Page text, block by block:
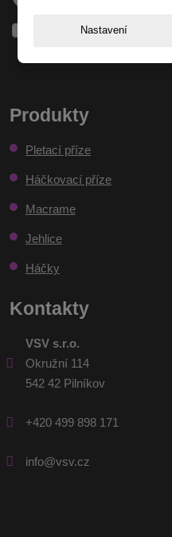
zpracováním
Souhlasím se zpracováním
nepodařilo
odeslat.
Produkty
Pletací příze
Háčkovací příze
Macrame
Jehlice
Háčky
Kontakty
VSV s.r.o.
Okružní 114
542 42 Pilníkov
+420 499 898 171
info@vsv.cz
Nastavení